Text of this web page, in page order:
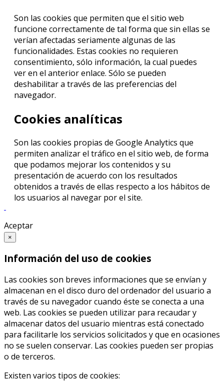
Son las cookies que permiten que el sitio web
funcione correctamente de tal forma que sin ellas se
verían afectadas seriamente algunas de las
funcionalidades. Estas cookies no requieren
consentimiento, sólo información, la cual puedes
ver en el anterior enlace. Sólo se pueden
deshabilitar a través de las preferencias del
navegador.
Cookies analíticas
Son las cookies propias de Google Analytics que
permiten analizar el tráfico en el sitio web, de forma
que podamos mejorar los contenidos y su
presentación de acuerdo con los resultados
obtenidos a través de ellas respecto a los hábitos de
los usuarios al navegar por el site.
Aceptar
×
Información del uso de cookies
Las cookies son breves informaciones que se envían y
almacenan en el disco duro del ordenador del usuario a
través de su navegador cuando éste se conecta a una
web. Las cookies se pueden utilizar para recaudar y
almacenar datos del usuario mientras está conectado
para facilitarle los servicios solicitados y que en ocasiones
no se suelen conservar. Las cookies pueden ser propias
o de terceros.
Existen varios tipos de cookies: